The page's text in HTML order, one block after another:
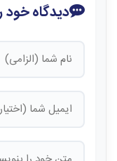
دیدگاه خود